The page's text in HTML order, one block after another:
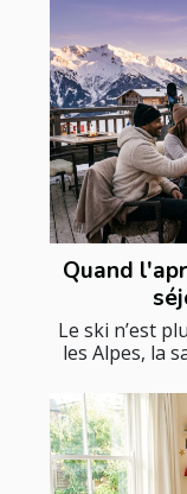
Quand
Le ski n’est
les Alpes, la